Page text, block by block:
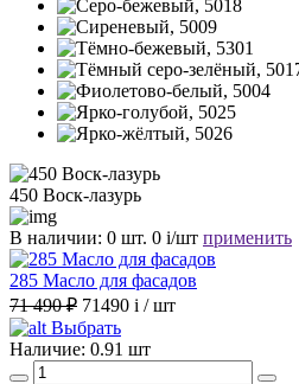
450 Воск-лазурь
В наличии: 0 шт. 0 i/шт применить
285 Масло для фасадов
71 490 ₽ 71490 i / шт
Выбрать
Наличие: 0.91 шт